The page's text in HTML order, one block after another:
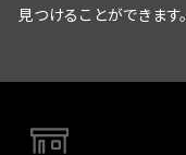
見つけることができます。